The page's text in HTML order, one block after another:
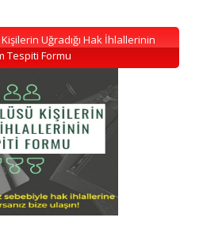
Uğradığı Hak İhlallerinin
Tespiti Formu